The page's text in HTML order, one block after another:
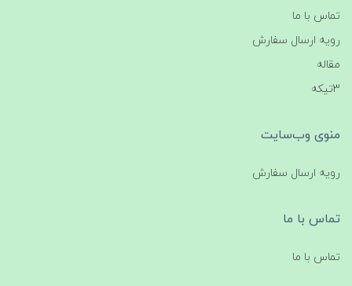
تماس با ما
رویه ارسال سفارش
مقاله
3تیکه
منوی وب‌سایت
رویه ارسال سفارش
تماس با ما
تماس با ما